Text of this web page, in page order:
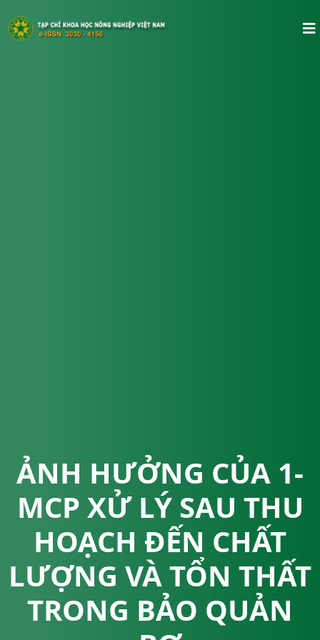
ẢNH HƯỞNG CỦA 1-
MCP XỬ LÝ SAU THU
HOẠCH ĐẾN CHẤT
LƯỢNG VÀ TỔN THẤT
TRONG BẢO QUẢN